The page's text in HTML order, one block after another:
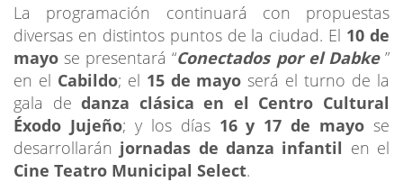
La programación continuará con propuestas
diversas en distintos puntos de la ciudad. El 10 de
mayo se presentará “Conectados por el Dabke”
en el Cabildo; el 15 de mayo será el turno de la
gala dedanza clásica en el Centro Cultural
Éxodo Jujeño; y los días 16 y 17 de mayo se
desarrollarán jornadas de danza infantil en el
Cine Teatro Municipal Select.